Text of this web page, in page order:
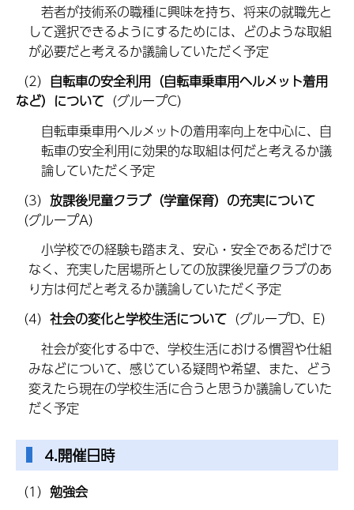
若者が技術系の職種に興味を持ち、将来の就職先と
して選択できるようにするためには、どのような取組
が必要だと考えるか議論していただく予定
（2） 自転車の安全利用（自転車乗車用ヘルメット着用
など）について （グループC）
自転車乗車用ヘルメットの着用率向上を中心に、自
転車の安全利用に効果的な取組は何だと考えるか議
論していただく予定
（3） 放課後児童クラブ（学童保育）の充実について
（グループA）
小学校での経験も踏まえ、安心・安全であるだけで
なく、充実した居場所としての放課後児童クラブのあ
り方は何だと考えるか議論していただく予定
（4） 社会の変化と学校生活について （グループD、E）
社会が変化する中で、学校生活における慣習や仕組
みなどについて、感じている疑問や希望、また、どう
変えたら現在の学校生活に合うと思うか議論していた
だく予定
4.開催日時
（1） 勉強会